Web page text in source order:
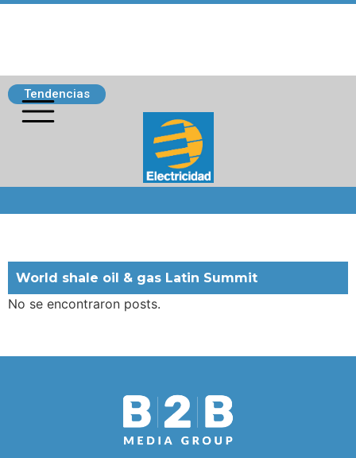
Tendencias
World shale oil & gas Latin Summit
No se encontraron posts.